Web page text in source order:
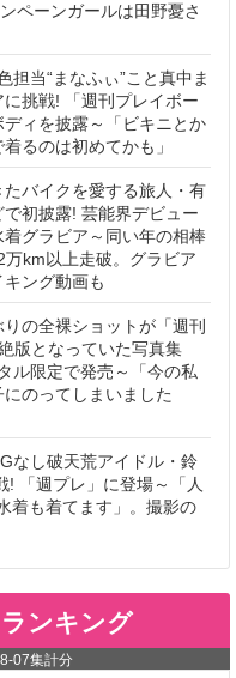
ペーンガールは田野憂さ
担当“まなふぃ”こと真中ま
挑戦! 「週刊プレイボー
ィを披露～「ビキニとか
るのは初めてかも」
バイクを愛する旅人・有
初披露! 芸能界デビュー
グラビア～同い年の相棒
万km以上走破。グラビア
ング動画も
の全裸ショットが「週刊
版となっていた写真集
ル限定で発売～「今の私
のってしまいました
なし破天荒アイドル・鈴
! 「週プレ」に登場～「人
着も着てます」。撮影の
ンキング
07集計分